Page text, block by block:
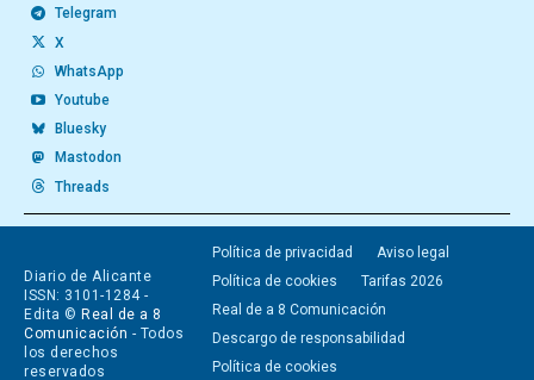
Telegram
X
WhatsApp
Youtube
Bluesky
Mastodon
Threads
Diario de Alicante
ISSN: 3101-1284 -
Edita © Real de a 8
Comunicación - Todos
los derechos
reservados
Política de privacidad
Aviso legal
Política de cookies
Tarifas 2026
Real de a 8 Comunicación
Descargo de responsabilidad
Política de cookies